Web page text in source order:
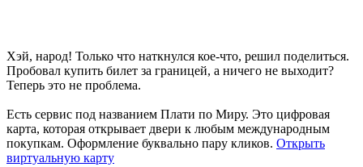
Хэй, народ! Только что наткнулся кое-что, решил поделиться.
Пробовал купить билет за границей, а ничего не выходит?
Теперь это не проблема.
Есть сервис под названием Плати по Миру. Это цифровая
карта, которая открывает двери к любым международным
покупкам. Оформление буквально пару кликов. Открыть
виртуальную карту